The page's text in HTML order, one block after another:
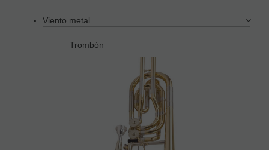
Viento metal
Trombón